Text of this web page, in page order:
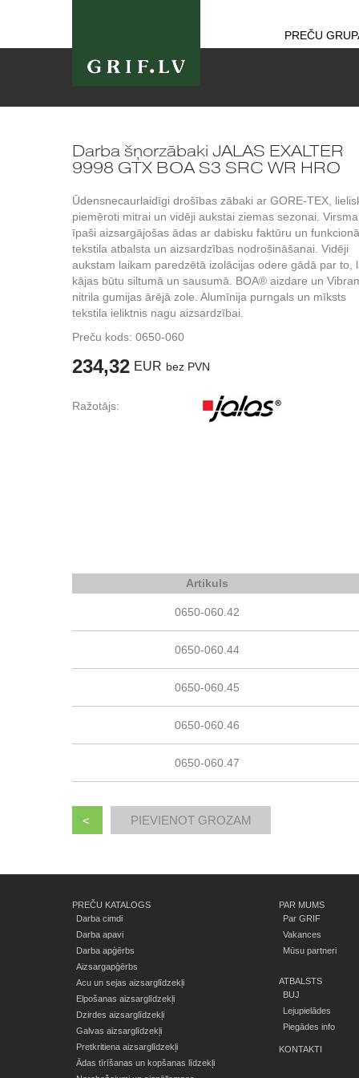
PREČU
Darba šņorzābaki JALAS EXALTER
9998 GTX BOA S3 SRC WR HRO
Ūdensnecaurlaidīgi drošības zābaki ar GORE-TEX,
piemēroti mitrai un vidēji aukstai ziemas sezonai.
īpaši aizsargājošas ādas ar dabisku faktūru un
tekstila atbalsta un aizsardzības nodrošināšanai. Vidēji
aukstam laikam paredzētā izolācijas odere gādā par to,
kājas būtu siltumā un sausumā. BOA® aizdare un
nitrila gumijas ārējā zole. Alumīnija purngals un mīksts
tekstila ieliktnis nagu aizsardzībai.
Preču kods: 0650-060
234,32 EUR bez PVN
Ražotājs:
Artikuls
0650-060.42
0650-060.44
0650-060.45
0650-060.46
0650-060.47
<
PREČU KATALOGS
Darba cimdi
Darba apavi
Darba apģērbs
Aizsargapģērbs
Acu un sejas aizsarglīdzekļi
Elpošanas aizsarglīdzekļi
Dzirdes aizsarglīdzekļi
Galvas aizsarglīdzekļi
Pretkritiena aizsarglīdzekļi
Ādas tīrīšanas un kopšanas līdzekļi
PAR MUMS
Par GRIF
Vakances
Mūsu partneri
ATBALSTS
BUJ
Lejupielādes
Piegādes info
KONTAKTI